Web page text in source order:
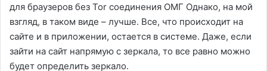
для браузеров без Tor соединения ОМГ Однако, на мой
взгляд, в таком виде – лучше. Все, что происходит на
сайте и в приложении, остается в системе. Даже, если
зайти на сайт напрямую с зеркала, то все равно можно
будет определить зеркало.